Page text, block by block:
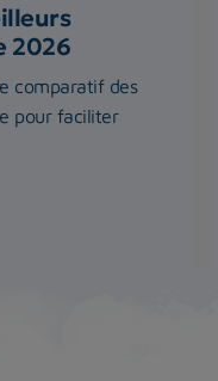
2026
comparatif des
pour faciliter